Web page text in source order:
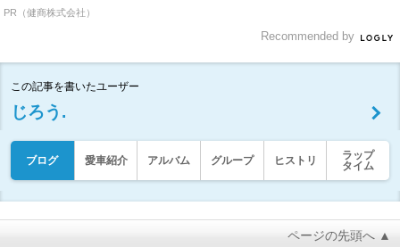
PR（健商株式会社）
Recommended by
この記事を書いたユーザー
じろう.
ブログ 愛車紹介 アルバム グループ ヒストリ
ラップ
タイム
ページの先頭へ ▲